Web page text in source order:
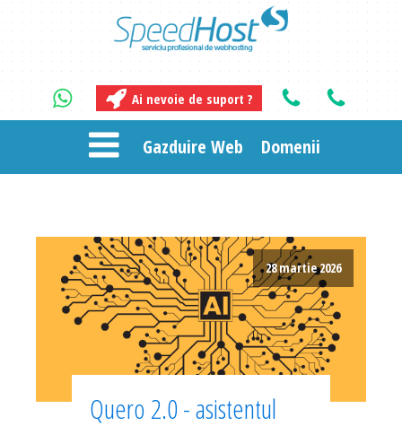
Ai nevoie de suport ?
Gazduire Web Domenii
28 martie 2026
Quero 2.0 - asistentul